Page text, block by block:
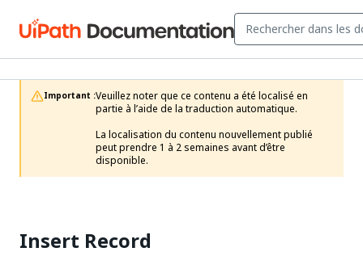
Important :Veuillez noter que ce contenu a été localisé en
partie à l’aide de la traduction automatique.
La localisation du contenu nouvellement publié
peut prendre 1 à 2 semaines avant d’être
disponible.
Insert Record